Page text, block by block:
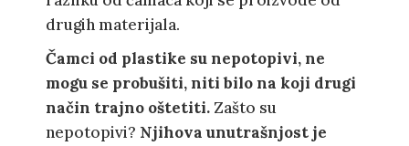
drugih materijala.
Čamci od plastike su nepotopivi, ne
mogu se probušiti, niti bilo na koji drugi
način trajno oštetiti. Zašto su
nepotopivi? Njihova unutrašnjost je